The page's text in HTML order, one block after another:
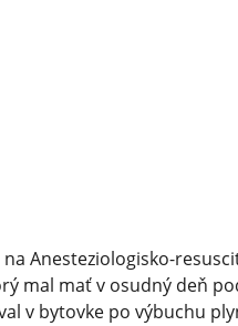
Anesteziologisko-
mal mať v osudný deň
v bytovke po výbuchu